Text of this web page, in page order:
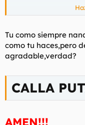
la
Tu como siempre
como tu haces,pero
agradable,verdad?
CALLA
AMEN!!!